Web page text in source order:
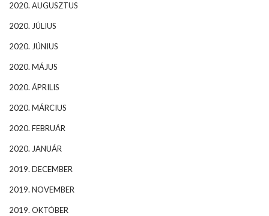
2020. AUGUSZTUS
2020. JÚLIUS
2020. JÚNIUS
2020. MÁJUS
2020. ÁPRILIS
2020. MÁRCIUS
2020. FEBRUÁR
2020. JANUÁR
2019. DECEMBER
2019. NOVEMBER
2019. OKTÓBER